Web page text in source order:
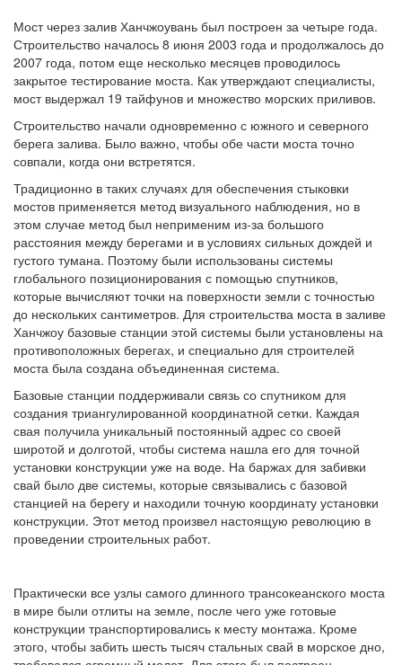
Мост через залив Ханчжоувань был построен за четыре года.
Строительство началось 8 июня 2003 года и продолжалось до
2007 года, потом еще несколько месяцев проводилось
закрытое тестирование моста. Как утверждают специалисты,
мост выдержал 19 тайфунов и множество морских приливов.
Строительство начали одновременно с южного и северного
берега залива. Было важно, чтобы обе части моста точно
совпали, когда они встретятся.
Традиционно в таких случаях для обеспечения стыковки
мостов применяется метод визуального наблюдения, но в
этом случае метод был неприменим из-за большого
расстояния между берегами и в условиях сильных дождей и
густого тумана. Поэтому были использованы системы
глобального позиционирования с помощью спутников,
которые вычисляют точки на поверхности земли с точностью
до нескольких сантиметров. Для строительства моста в заливе
Ханчжоу базовые станции этой системы были установлены на
противоположных берегах, и специально для строителей
моста была создана объединенная система.
Базовые станции поддерживали связь со спутником для
создания триангулированной координатной сетки. Каждая
свая получила уникальный постоянный адрес со своей
широтой и долготой, чтобы система нашла его для точной
установки конструкции уже на воде. На баржах для забивки
свай было две системы, которые связывались с базовой
станцией на берегу и находили точную координату установки
конструкции. Этот метод произвел настоящую революцию в
проведении строительных работ.
Практически все узлы самого длинного трансокеанского моста
в мире были отлиты на земле, после чего уже готовые
конструкции транспортировались к месту монтажа. Кроме
этого, чтобы забить шесть тысяч стальных свай в морское дно,